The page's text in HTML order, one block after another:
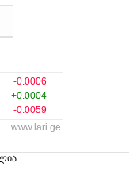
-0.0006
+0.0004
-0.0059
www.lari.ge